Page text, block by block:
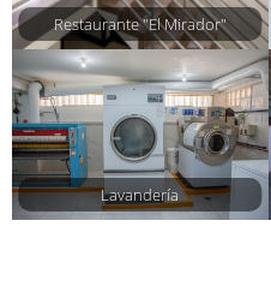
Restaurante "El Mirador"
Lavandería